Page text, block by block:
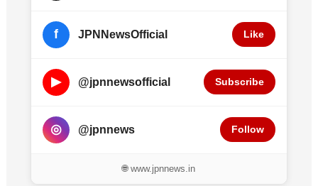
f JPNNewsOfficial Like
▶ @jpnnewsofficial Subscribe
◎ @jpnnews Follow
🌐 www.jpnnews.in